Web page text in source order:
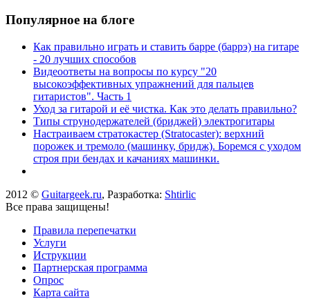
Популярное на блоге
Как правильно играть и ставить барре (баррэ) на гитаре
- 20 лучших способов
Видеоответы на вопросы по курсу "20
высокоэффективных упражнений для пальцев
гитаристов". Часть 1
Уход за гитарой и её чистка. Как это делать правильно?
Типы струнодержателей (бриджей) электрогитары
Настраиваем стратокастер (Stratocaster): верхний
порожек и тремоло (машинку, бридж). Боремся с уходом
строя при бендах и качаниях машинки.
2012 © Guitargeek.ru, Разработка: Shtirlic
Все права защищены!
Правила перепечатки
Услуги
Иструкции
Партнерская программа
Опрос
Карта сайта